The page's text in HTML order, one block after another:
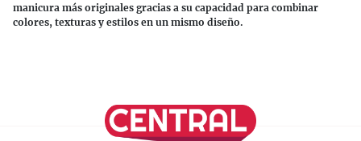
manicura más originales gracias a su capacidad para combinar
colores, texturas y estilos en un mismo diseño.